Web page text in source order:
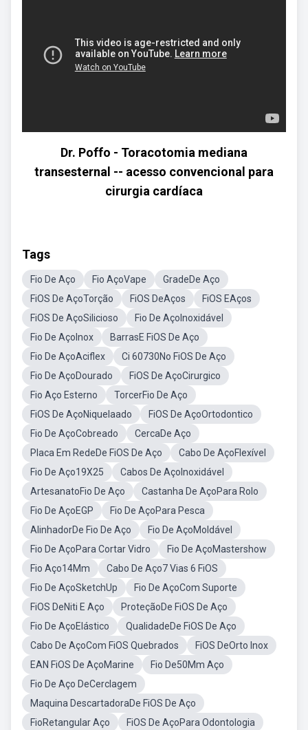
Dr. Poffo - Toracotomia mediana
transesternal -- acesso convencional para
cirurgia cardíaca
Tags
Fio De Aço Fio AçoVape
GradeDe Aço
FiOS De AçoTorção
FiOS DeAços
FiOS EAços
FiOS De AçoSilicioso
Fio De AçoInoxidável
Fio De AçoInox
BarrasE FiOS De Aço
Fio De AçoAciflex
Ci 60730No FiOS De Aço
Fio De AçoDourado
FiOS De AçoCirurgico
Fio Aço Esterno
TorcerFio De Aço
FiOS De AçoNiquelaado
FiOS De AçoOrtodontico
Fio De AçoCobreado
CercaDe Aço
Placa Em RedeDe FiOS De Aço
Cabo De AçoFlexível
Fio De Aço19X25
Cabos De AçoInoxidável
ArtesanatoFio De Aço
Castanha De AçoPara Rolo
Fio De AçoEGP
Fio De AçoPara Pesca
AlinhadorDe Fio De Aço
Fio De AçoMoldável
Fio De AçoPara Cortar Vidro
Fio De AçoMastershow
Fio Aço14Mm
Cabo De Aço7 Vias 6 FiOS
Fio De AçoSketchUp
Fio De AçoCom Suporte
FiOS DeNiti E Aço
ProteçãoDe FiOS De Aço
Fio De AçoElástico
QualidadeDe FiOS De Aço
Cabo De AçoCom FiOS Quebrados
FiOS DeOrto Inox
EAN FiOS De AçoMarine
Fio De50Mm Aço
Fio De Aço DeCerclagem
Maquina DescartadoraDe FiOS De Aço
FioRetangular Aço
FiOS De AçoPara Odontologia